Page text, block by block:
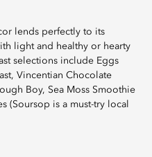
lends perfectly to its
light and healthy or hearty
selections include Eggs
Vincentian Chocolate
Boy, Sea Moss Smoothie
(Soursop is a must-try local